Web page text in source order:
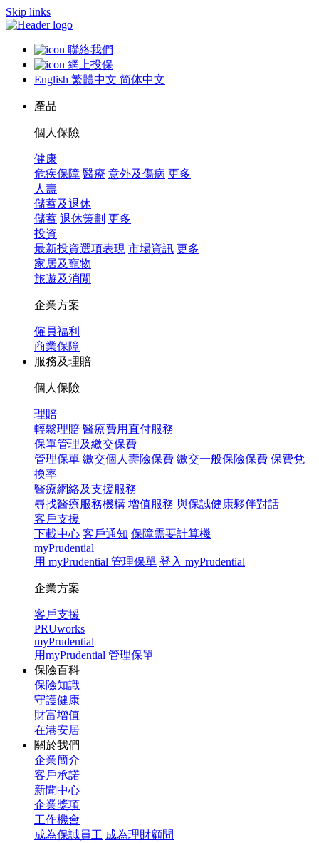
Skip links
聯絡我們
網上投保
English 繁體中文 简体中文
產品
個人保險
健康
危疾保障 醫療 意外及傷病 更多
人壽
儲蓄及退休
儲蓄 退休策劃 更多
投資
最新投資選項表現 市場資訊 更多
家居及寵物
旅遊及消閒
企業方案
僱員福利
商業保障
服務及理賠
個人保險
理賠
輕鬆理賠 醫療費用直付服務
保單管理及繳交保費
管理保單 繳交個人壽險保費 繳交一般保險保費 保費兌
換率
醫療網絡及支援服務
尋找醫療服務機構 增值服務 與保誠健康夥伴對話
客戶支援
下載中心 客戶通知 保障需要計算機
myPrudential
用 myPrudential 管理保單 登入 myPrudential
企業方案
客戶支援
PRUworks
myPrudential
用myPrudential 管理保單
保險百科
保險知識
守護健康
財富增值
在港安居
關於我們
企業簡介
客戶承諾
新聞中心
企業獎項
工作機會
成為保誠員工 成為理財顧問